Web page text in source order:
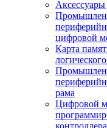
Аксессуары
цифровой
Карта
рама
Цифровой
контроллера